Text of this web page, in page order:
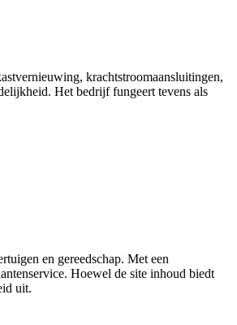
krachtstroomaansluitingen,
Het bedrijf fungeert tevens als
en gereedschap. Met een
Hoewel de site inhoud biedt
uit.